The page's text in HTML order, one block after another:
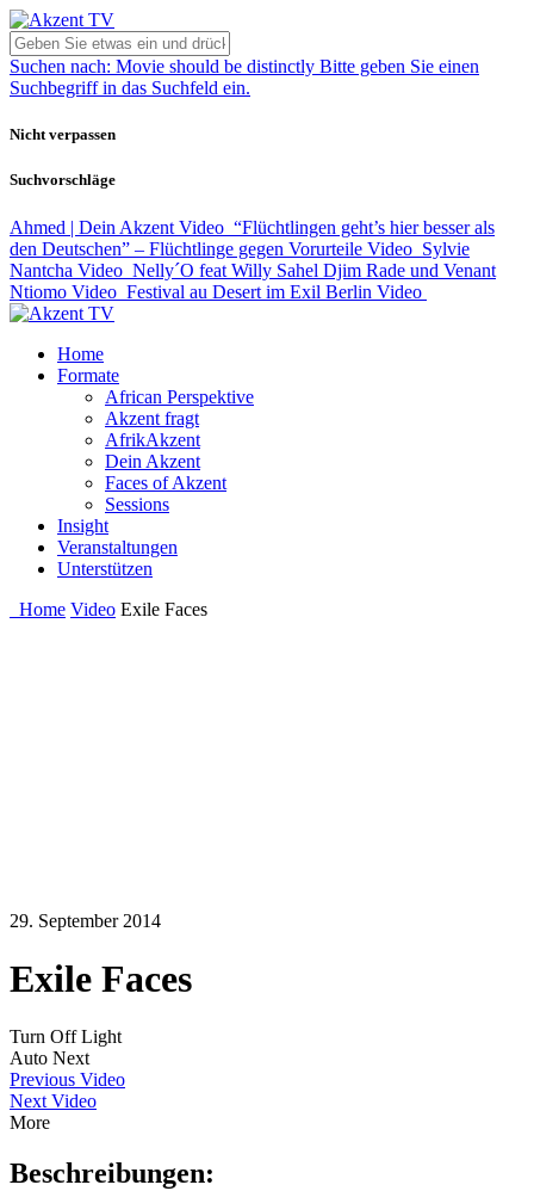
Suchen nach: Movie should be distinctly Bitte geben Sie einen
Suchbegriff in das Suchfeld ein.
Nicht verpassen
Suchvorschläge
Ahmed | Dein Akzent Video “Flüchtlingen geht’s hier besser als
den Deutschen” – Flüchtlinge gegen Vorurteile Video Sylvie
Nantcha Video Nelly´O feat Willy Sahel Djim Rade und Venant
Ntiomo Video Festival au Desert im Exil Berlin Video
Home
Formate
African Perspektive
Akzent fragt
AfrikAkzent
Dein Akzent
Faces of Akzent
Sessions
Insight
Veranstaltungen
Unterstützen
Home Video Exile Faces
29. September 2014
Exile Faces
Turn Off Light
Auto Next
Previous Video
Next Video
More
Beschreibungen: